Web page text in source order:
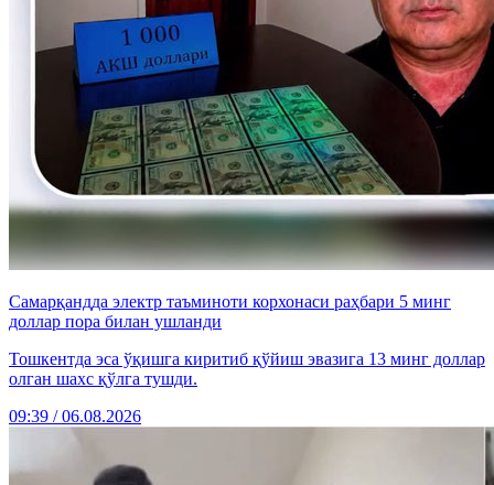
Самарқандда электр таъминоти корхонаси раҳбари 5 минг
доллар пора билан ушланди
Тошкентда эса ўқишга киритиб қўйиш эвазига 13 минг доллар
олган шахс қўлга тушди.
09:39 / 06.08.2026